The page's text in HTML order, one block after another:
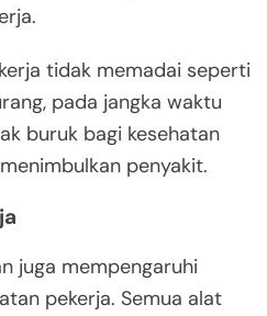
tidak memadai seperti
pada jangka waktu
buruk bagi kesehatan
penyakit.
juga mempengaruhi
pekerja. Semua alat